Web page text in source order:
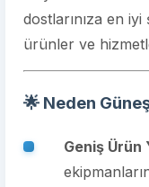
dostlarınıza en
ürünler ve
🌟 Neden
Geniş Ürün